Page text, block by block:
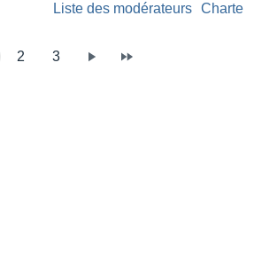
Charte
Liste des modérateurs
2 3